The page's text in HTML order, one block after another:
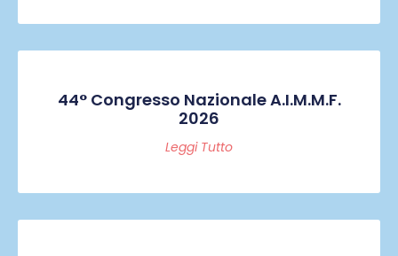
44° Congresso Nazionale A.I.M.M.F.
2026
Leggi Tutto